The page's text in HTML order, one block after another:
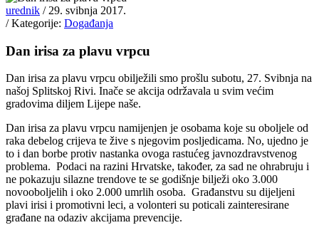
urednik / 29. svibnja 2017.
/ Kategorije: Događanja
Dan irisa za plavu vrpcu
Dan irisa za plavu vrpcu obilježili smo prošlu subotu, 27. Svibnja na
našoj Splitskoj Rivi. Inače se akcija održavala u svim većim
gradovima diljem Lijepe naše.
Dan irisa za plavu vrpcu namijenjen je osobama koje su oboljele od
raka debelog crijeva te žive s njegovim posljedicama. No, ujedno je
to i dan borbe protiv nastanka ovoga rastućeg javnozdravstvenog
problema. Podaci na razini Hrvatske, također, za sad ne ohrabruju i
ne pokazuju silazne trendove te se godišnje bilježi oko 3.000
novooboljelih i oko 2.000 umrlih osoba. Građanstvu su dijeljeni
plavi irisi i promotivni leci, a volonteri su poticali zainteresirane
građane na odaziv akcijama prevencije.